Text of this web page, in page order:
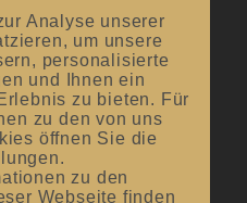
– 18.00 Uhr
Analyse unserer
um unsere
personalisierte
und Ihnen ein
zu bieten. Für
zu den von uns
öffnen Sie die
zu den
Webseite finden